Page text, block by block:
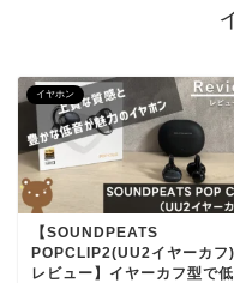
イヤホン
【SOUNDPEATS
POPCLIP2(UU2イヤーカフ)
レビュー】イヤーカフ型で低